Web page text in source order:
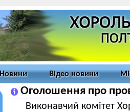
Новини Відео новини
Оголошення про
Виконавчий комітет